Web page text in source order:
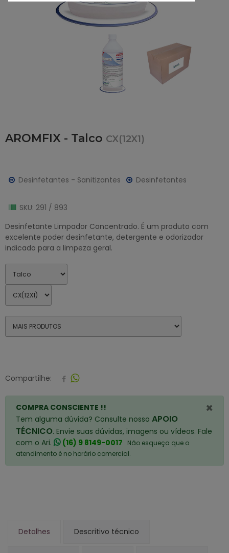
AROMFIX - Talco CX(12X1)
Desinfetantes - Sanitizantes Desinfetantes
SKU: 291 / 893
Desinfetante Limpador Concentrado. É um produto com
excelente poder desinfetante, detergente e odorizador
indicado para a limpeza geral.
Compartilhe:
×
COMPRA CONSCIENTE !!
Tem alguma dúvida? Consulte nosso APOIO
TÉCNICO. Envie suas dúvidas, imagens ou vídeos. Fale
com o Ari.
(16) 9 8149-0017
Não esqueça que o
atendimento é no horário comercial.
Detalhes Descritivo técnico